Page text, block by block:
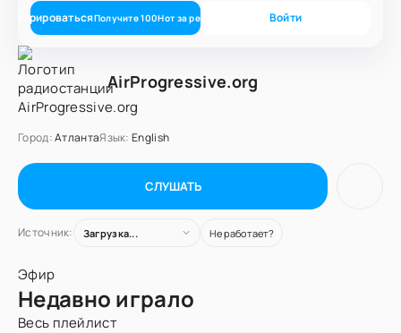
Получите100Нот за регистрацию Войти
AirProgressive.org
Город:АтлантаЯзык: English
СЛУШАТЬ
Источник: Загрузка... Не работает?
Эфир
Недавно играло
Весь плейлист